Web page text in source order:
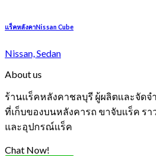
แร็คหลังคาNissan Cube
Nissan, Sedan
About us
ร้านแร็คหลังคาชลบุรี ผู้ผลิตและจัด
ที่เก็บของบนหลังคารถ ขาจับแร็ค ร
และอุปกรณ์แร็ค
Chat Now!